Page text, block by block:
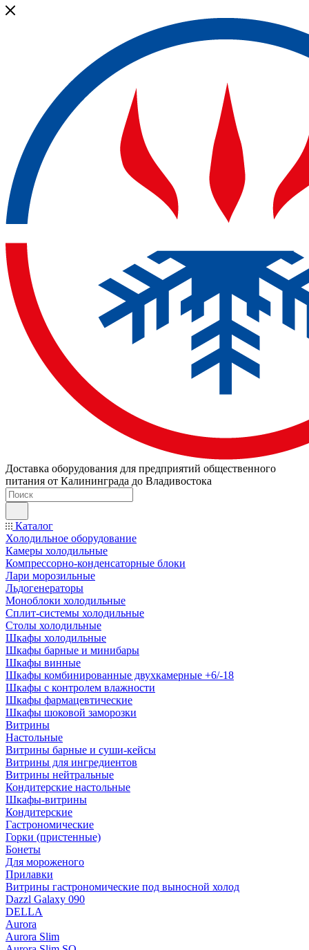
Доставка оборудования для предприятий общественного
питания от Калининграда до Владивостока
Каталог
Холодильное оборудование
Камеры холодильные
Компрессорно-конденсаторные блоки
Лари морозильные
Льдогенераторы
Моноблоки холодильные
Сплит-системы холодильные
Столы холодильные
Шкафы холодильные
Шкафы барные и минибары
Шкафы винные
Шкафы комбинированные двухкамерные +6/-18
Шкафы с контролем влажности
Шкафы фармацевтические
Шкафы шоковой заморозки
Витрины
Настольные
Витрины барные и суши-кейсы
Витрины для ингредиентов
Витрины нейтральные
Кондитерские настольные
Шкафы-витрины
Кондитерские
Гастрономические
Горки (пристенные)
Бонеты
Для мороженого
Прилавки
Витрины гастрономические под выносной холод
Dazzl Galaxy 090
DELLA
Aurora
Aurora Slim